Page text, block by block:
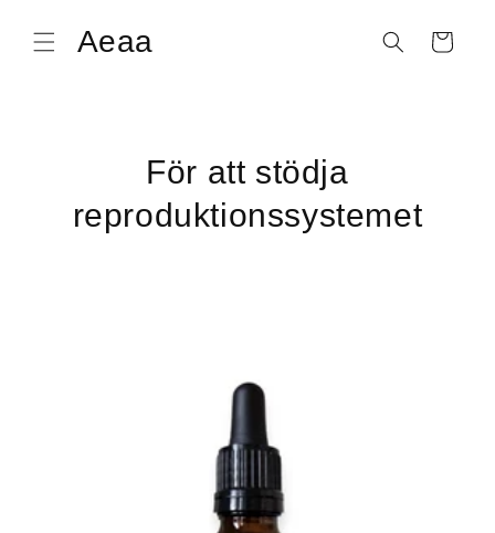
till
innehållAeaa Varukorg
För att stödja
reproduktionssystemet